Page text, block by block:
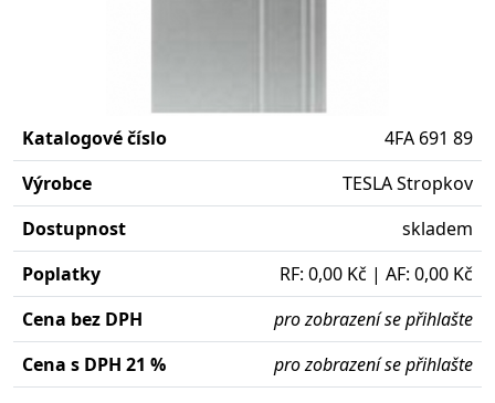
Katalogové číslo
4FA 691 89
Výrobce
TESLA Stropkov
Dostupnost
skladem
Poplatky
RF: 0,00 Kč | AF: 0,00 Kč
Cena bez DPH
pro zobrazení se přihlašte
Cena s DPH 21 %
pro zobrazení se přihlašte